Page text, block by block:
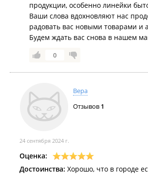
продукции, особенно линейки
Ваши слова вдохновляют нас
радовать вас новыми товарами и
Будем ждать вас снова в нашем
0
Вера
Отзывов 1
24 сентября 2024 г.
Оценка:
Достоинства: Хорошо, что в городе